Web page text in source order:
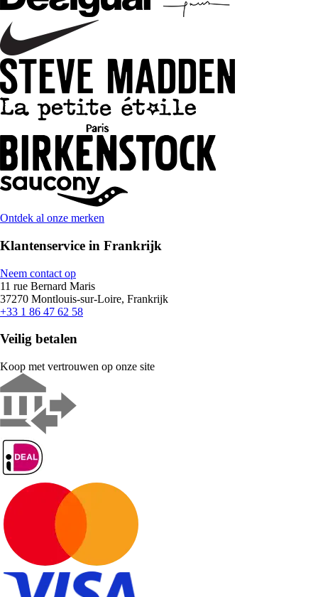
Ontdek al onze merken
Klantenservice in Frankrijk
Neem contact op
11 rue Bernard Maris
37270 Montlouis-sur-Loire, Frankrijk
+33 1 86 47 62 58
Veilig betalen
Koop met vertrouwen op onze site